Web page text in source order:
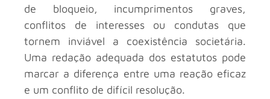
de bloqueio, incumprimentos graves,
conflitos de interesses ou condutas que
tornem inviável a coexistência societária.
Uma redação adequada dos estatutos pode
marcar a diferença entre uma reação eficaz
e um conflito de difícil resolução.